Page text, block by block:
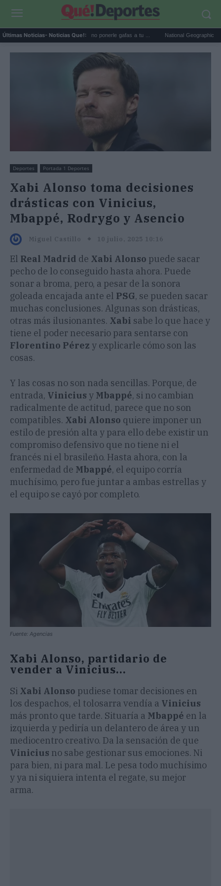
Últimas Noticias- Noticias Que!:
Eclipse solar: la RSCE pide no ponerle gafas a tu ... National Geographic
Deportes Portada 1 Deportes
Xabi Alonso toma decisiones
drásticas con Vinicius,
Mbappé, Rodrygo y Asencio
Miguel Castillo 10 julio, 2025 10:16
El Real Madrid de Xabi Alonso puede sacar
pecho de lo conseguido hasta ahora. Puede
sonar a broma, pero, a pesar de la sonora
goleada encajada ante el PSG, se pueden sacar
muchas conclusiones. Algunas son drásticas,
otras más ilusionantes. Xabi sabe lo que hace y
tiene el poder necesario para sentarse con
Florentino Pérez y explicarle cómo son las
cosas.
Y las cosas no son nada sencillas. Porque, de
entrada, Vinicius y Mbappé, si no cambian
radicalmente de actitud, parece que no son
compatibles. Xabi Alonso quiere imponer un
estilo de presión alta y para ello debe existir un
compromiso defensivo que no tiene ni el
francés ni el brasileño. Hasta ahora, con la
enfermedad de Mbappé, el equipo corría
muchísimo, pero fue juntar a ambas estrellas y
el equipo se cayó por completo.
Fuente: Agencias
Xabi Alonso, partidario de
vender a Vinicius...
Si Xabi Alonso pudiese tomar decisiones en
los despachos, el tolosarra vendía a Vinicius
más pronto que tarde. Situaría a Mbappé en la
izquierda y pediría un delantero de área y un
mediocentro creativo. Da la sensación de que
Vinicius no sabe gestionar sus emociones. Ni
para bien, ni para mal. Le pesa todo muchísimo
y ya ni siquiera intenta el regate, su mejor
arma.